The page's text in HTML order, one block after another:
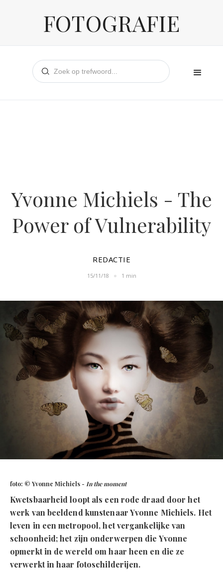
FOTOGRAFIE
Yvonne Michiels - The
Power of Vulnerability
REDACTIE
15/11/18 1 min
foto: © Yvonne Michiels - In the moment
Kwetsbaarheid loopt als een rode draad door het
werk van beeldend kunstenaar Yvonne Michiels. Het
leven in een metropool, het vergankelijke van
schoonheid; het zijn onderwerpen die Yvonne
opmerkt in de wereld om haar heen en die ze
verwerkt in haar fotoschilderijen.